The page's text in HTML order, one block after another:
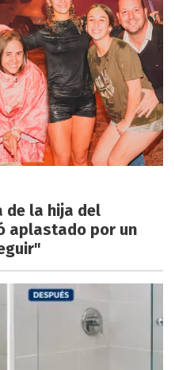
de la hija del
aplastado por un